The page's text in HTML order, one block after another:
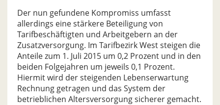
Der nun gefundene Kompromiss umfasst
allerdings eine stärkere Beteiligung von
Tarifbeschäftigten und Arbeitgebern an der
Zusatzversorgung. Im Tarifbezirk West steigen die
Anteile zum 1. Juli 2015 um 0,2 Prozent und in den
beiden Folgejahren um jeweils 0,1 Prozent.
Hiermit wird der steigenden Lebenserwartung
Rechnung getragen und das System der
betrieblichen Altersversorgung sicherer gemacht.